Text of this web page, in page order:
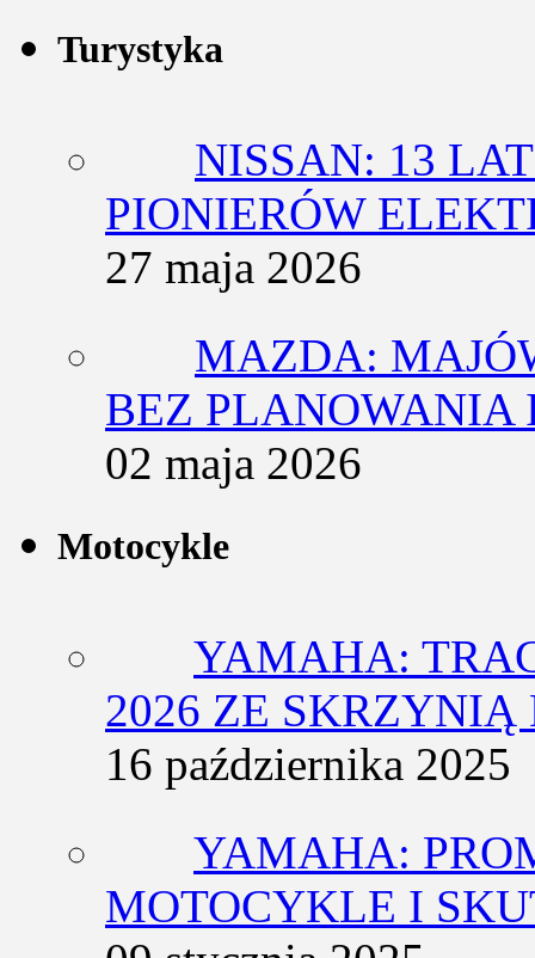
Turystyka
NISSAN: 13
PIONIERÓW
27 maja 2026
MAZDA:
BEZ PLANOWANIA
02 maja 2026
Motocykle
YAMAHA:
2026 ZE
16 października 2025
YAMAHA:
MOTOCYKLE I